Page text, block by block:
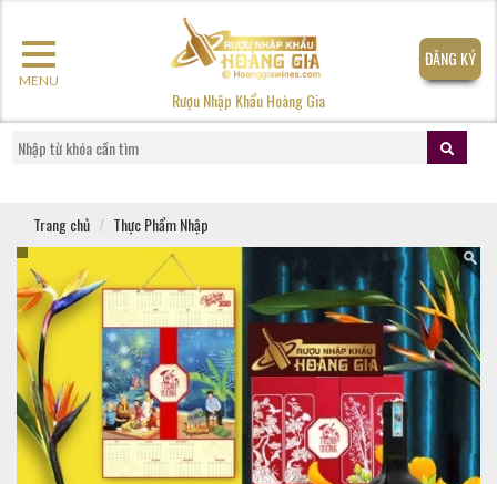
MENU
Rượu Nhập Khẩu Hoàng Gia
ĐĂNG KÝ
Trang chủ Thực Phẩm Nhập